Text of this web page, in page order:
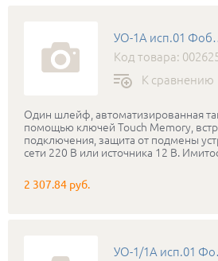
УО-1А
Код товара:
К сравнению
Один шлейф, автоматизированная
помощью ключей Touch Memory,
подключения, защита от подмены
сети 220 В или источника 12 В.
2 307.84 руб.